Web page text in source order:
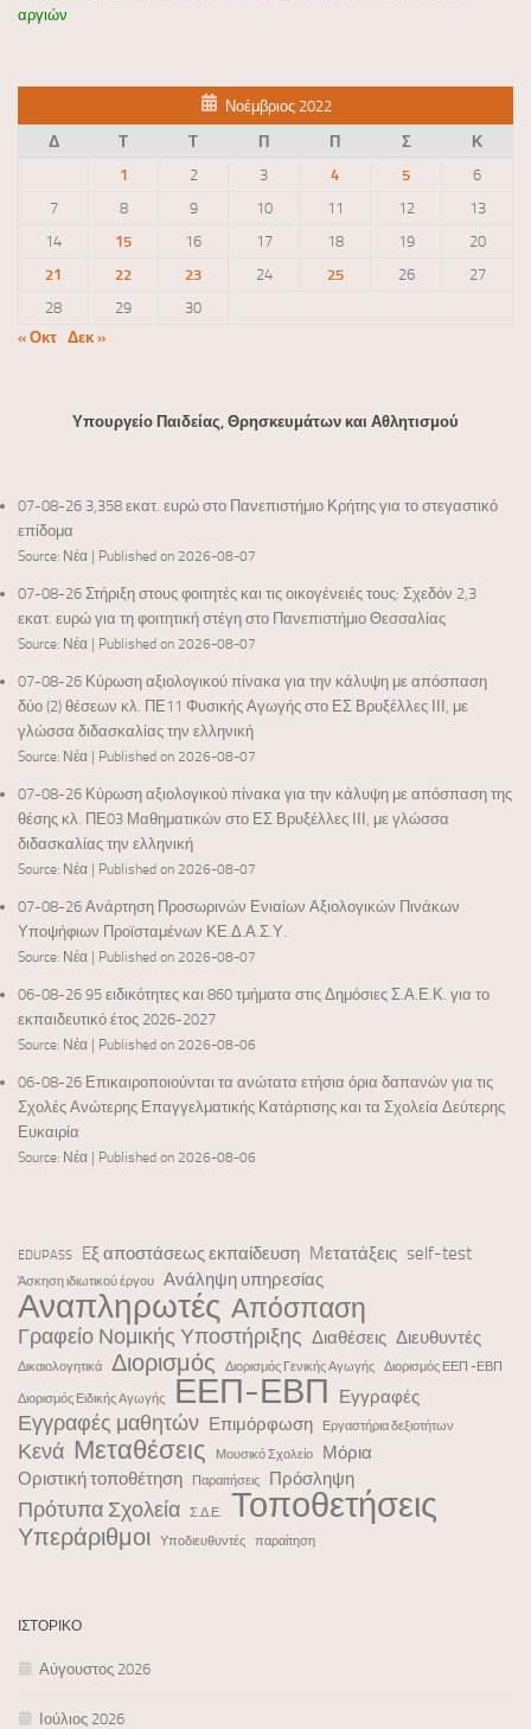
αργιών
Νοέμβριος 2022
Δ
Τ Τ Π Π Σ
Κ
1
2 3 4 5
6
7
8 9 10 11 12
13
14
15 16 17 18 19
20
21
22 23 24 25 26
27
28
29
30
« Οκτ Δεκ »
Υπουργείο Παιδείας, Θρησκευμάτων και Αθλητισμού
07-08-26 3,358 εκατ. ευρώ στο Πανεπιστήμιο Κρήτης για το στεγαστικό
επίδομα
Source: Νέα Published on 2026-08-07
07-08-26 Στήριξη στους φοιτητές και τις οικογένειές τους: Σχεδόν 2,3
εκατ. ευρώ για τη φοιτητική στέγη στο Πανεπιστήμιο Θεσσαλίας
Source: Νέα Published on 2026-08-07
07-08-26 Κύρωση αξιολογικού πίνακα για την κάλυψη με απόσπαση
δύο (2) θέσεων κλ. ΠΕ11 Φυσικής Αγωγής στο ΕΣ Βρυξέλλες ΙΙΙ, με
γλώσσα διδασκαλίας την ελληνική
Source: Νέα Published on 2026-08-07
07-08-26 Κύρωση αξιολογικού πίνακα για την κάλυψη με απόσπαση της
θέσης κλ. ΠΕ03 Μαθηματικών στο ΕΣ Βρυξέλλες ΙΙΙ, με γλώσσα
διδασκαλίας την ελληνική
Source: Νέα Published on 2026-08-07
07-08-26 Ανάρτηση Προσωρινών Ενιαίων Αξιολογικών Πινάκων
Υποψήφιων Προϊσταμένων ΚΕ.Δ.Α.Σ.Υ.
Source: Νέα Published on 2026-08-07
06-08-26 95 ειδικότητες και 860 τμήματα στις Δημόσιες Σ.Α.Ε.Κ. για το
εκπαιδευτικό έτος 2026-2027
Source: Νέα Published on 2026-08-06
06-08-26 Επικαιροποιούνται τα ανώτατα ετήσια όρια δαπανών για τις
Σχολές Ανώτερης Επαγγελματικής Κατάρτισης και τα Σχολεία Δεύτερης
Ευκαιρία
Source: Νέα Published on 2026-08-06
EDUPASS Eξ αποστάσεως εκπαίδευση Mετατάξεις self-test
Άσκηση ιδιωτικού έργου Ανάληψη υπηρεσίας
Αναπληρωτές Απόσπαση
Γραφείο Νομικής Υποστήριξης Διαθέσεις Διευθυντές
Δικαιολογητικά Διορισμός Διορισμός Γενικής Αγωγής Διορισμός ΕΕΠ -ΕΒΠ
Διορισμός Ειδικής Αγωγής ΕΕΠ-ΕΒΠ Εγγραφές
Εγγραφές μαθητών Επιμόρφωση Εργαστήρια δεξιοτήτων
Κενά Μεταθέσεις Μουσικό Σχολείο
Μόρια
Οριστική τοποθέτηση
Παραιτήσεις Πρόσληψη
Πρότυπα Σχολεία Σ.Δ.Ε. Τοποθετήσεις
Υπεράριθμοι Υποδιευθυντές παραίτηση
ΙΣΤΟΡΙΚΌ
Αύγουστος 2026
Ιούλιος 2026